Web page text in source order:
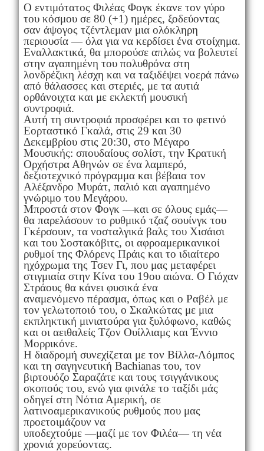
Ο εντιμότατος Φιλέας Φογκ έκανε τον γύρο
του κόσμου σε 80 (+1) ημέρες, ξοδεύοντας
σαν άψογος τζέντλεμαν μια ολόκληρη
περιουσία — όλα για να κερδίσει ένα στοίχημα.
Εναλλακτικά, θα μπορούσε απλώς να βολευτεί
στην αγαπημένη του πολυθρόνα στη
λονδρέζικη λέσχη και να ταξιδέψει νοερά πάνω
από θάλασσες και στεριές, με τα αυτιά
ορθάνοιχτα και με εκλεκτή μουσική
συντροφιά.
Αυτή τη συντροφιά προσφέρει και το φετινό
Εορταστικό Γκαλά, στις 29 και 30
Δεκεμβρίου στις 20:30, στο Μέγαρο
Μουσικής: σπουδαίους σολίστ, την Κρατική
Ορχήστρα Αθηνών σε ένα λαμπερό,
δεξιοτεχνικό πρόγραμμα και βέβαια τον
Αλέξανδρο Μυράτ, παλιό και αγαπημένο
γνώριμο του Μεγάρου.
Μπροστά στον Φογκ —και σε όλους εμάς—
θα παρελάσουν το ρυθμικό τζαζ σουίνγκ του
Γκέρσουιν, τα νοσταλγικά βαλς του Χισάισι
και του Σοστακόβιτς, οι αφροαμερικανικοί
ρυθμοί της Φλόρενς Πράις και το ιδιαίτερο
ηχόχρωμα της Τσεν Γι, που μας μεταφέρει
στιγμιαία στην Κίνα του 19ου αιώνα. Ο Γιόχαν
Στράους θα κάνει φυσικά ένα
αναμενόμενο πέρασμα, όπως και ο Ραβέλ με
τον γελωτοποιό του, o Σκαλκώτας με μια
εκπληκτική μινιατούρα για ξυλόφωνο, καθώς
και οι αειθαλείς Τζον Ουίλλιαμς και Έννιο
Μορρικόνε.
Η διαδρομή συνεχίζεται με τον Βίλλα-Λόμπος
και τη σαγηνευτική Bachianas του, τον
βιρτουόζο Σαραζάτε και τους τσιγγάνικους
σκοπούς του, ενώ για φινάλε το ταξίδι μάς
οδηγεί στη Νότια Αμερική, σε
λατινοαμερικανικούς ρυθμούς που μας
προετοιμάζουν να
υποδεχτούμε —μαζί με τον Φιλέα— τη νέα
χρονιά χορεύοντας.